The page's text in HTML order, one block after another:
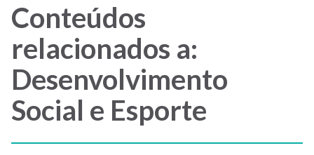
Conteúdos
relacionados a:
Desenvolvimento
Social e Esporte